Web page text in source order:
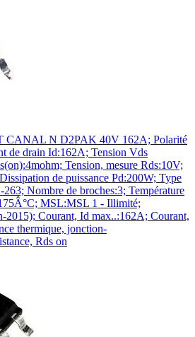
CANAL N D2PAK 40V 162A; Polarité
de drain Id:162A; Tension Vds
Tension, mesure Rds:10V;
de puissance Pd:200W; Type
Nombre de broches:3; Température
MSL:MSL 1 - Illimité;
Courant, Id max..:162A; Courant,
thermique, jonction-
Rds on